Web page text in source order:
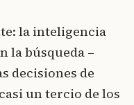
la inteligencia
la búsqueda –
decisiones de
un tercio de los